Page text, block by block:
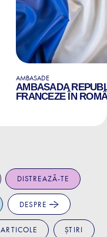
AMBASADE
AMBASADA
FRANCEZE ÎN
DISTREAZĂ-TE
DESPRE
ARTICOLE ȘTIRI